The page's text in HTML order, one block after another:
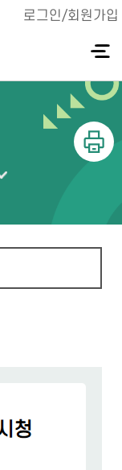
로그인/회원가입
전체메
뉴 열기